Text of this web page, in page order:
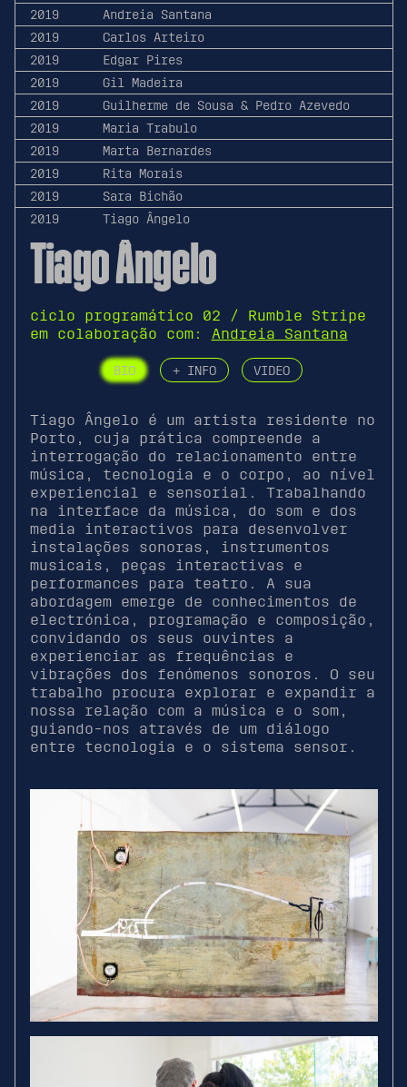
2019
Andreia Santana
2019
Carlos Arteiro
2019
Edgar Pires
2019
Gil Madeira
2019
Guilherme de Sousa & Pedro Azevedo
2019
Maria Trabulo
2019
Marta Bernardes
2019
Rita Morais
2019
Sara Bichão
2019
Tiago Ângelo
Tiago Ângelo
ciclo programático 02 / Rumble Stripe
em colaboração com: Andreia Santana
BIO + INFO VIDEO
Tiago Ângelo é um artista residente no
Porto, cuja prática compreende a
interrogação do relacionamento entre
música, tecnologia e o corpo, ao nível
experiencial e sensorial. Trabalhando
na interface da música, do som e dos
media interactivos para desenvolver
instalações sonoras, instrumentos
musicais, peças interactivas e
performances para teatro. A sua
abordagem emerge de conhecimentos de
electrónica, programação e composição,
convidando os seus ouvintes a
experienciar as frequências e
vibrações dos fenómenos sonoros. O seu
trabalho procura explorar e expandir a
nossa relação com a música e o som,
guiando-nos através de um diálogo
entre tecnologia e o sistema sensor.